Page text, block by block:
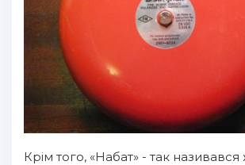
Крім того, «Набат» - так